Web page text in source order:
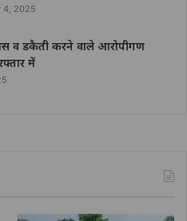
4, 2025
व डकैती करने वाले आरोपीगण
में